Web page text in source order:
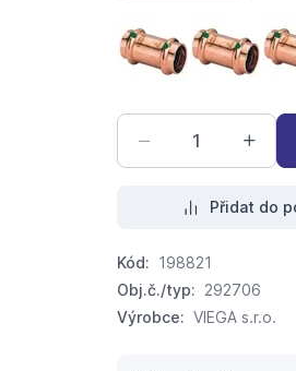
Profipress-objímka
Přidat do
Kód: 198821
Obj.č./typ: 292706
Výrobce: VIEGA s.r.o.